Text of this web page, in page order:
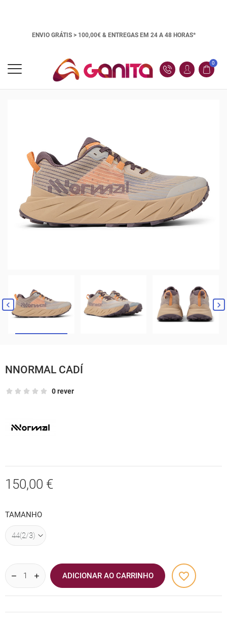
ENVIO GRÁTIS > 100,00€ & ENTREGAS EM 24 A 48 HORAS*
0
 
NNORMAL CADÍ
0 rever
150,00 €
TAMANHO
ADICIONAR AO CARRINHO favorite_border